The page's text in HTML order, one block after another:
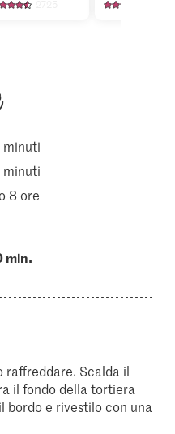
8 ore
min.
raffreddare. Scalda il
il fondo della tortiera
bordo e rivestilo con una